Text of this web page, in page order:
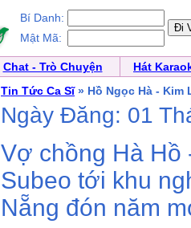
Bí Danh:
Mật Mã:
Chat - Trò Chuyện
Hát
Tin Tức Ca Sĩ» Hồ Ngọc Hà - Kim
Ngày Đăng: 01
Vợ chồng Hà Hồ
Subeo tới khu
Nẵng đón năm